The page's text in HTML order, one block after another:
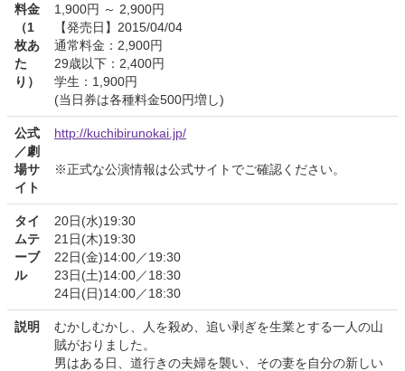
料金
（1
枚あ
た
り）
1,900円 ～ 2,900円
【発売日】2015/04/04
通常料金：2,900円
29歳以下：2,400円
学生：1,900円
(当日券は各種料金500円増し)
公式
／劇
場サ
イト
http://kuchibirunokai.jp/
※正式な公演情報は公式サイトでご確認ください。
タイ
ムテ
ーブ
ル
20日(水)19:30
21日(木)19:30
22日(金)14:00／19:30
23日(土)14:00／18:30
24日(日)14:00／18:30
説明
むかしむかし、人を殺め、追い剥ぎを生業とする一人の山
賊がおりました。
男はある日、道行きの夫婦を襲い、その妻を自分の新しい